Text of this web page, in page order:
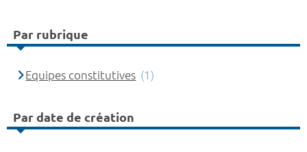
Par rubrique
Equipes constitutives (1)
Par date de création